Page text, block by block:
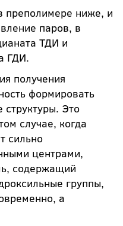
ниже, и
паров, в
ТДИ и
ГДИ.
получения
формировать
Это
случае, когда
сильно
центрами,
содержащий
группы,
а